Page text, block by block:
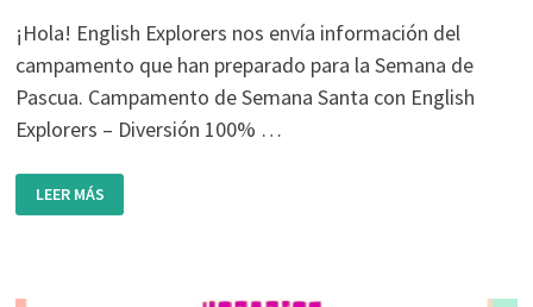
¡Hola! English Explorers nos envía información del
campamento que han preparado para la Semana de
Pascua. Campamento de Semana Santa con English
Explorers – Diversión 100% …
CAMPAMENTO
DE
SEMANA
LEER MÁS